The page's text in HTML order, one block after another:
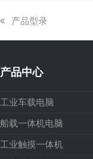
上
章:
产品型录
产品中心
工业车载电脑
船载一体机电脑
工业触摸一体机